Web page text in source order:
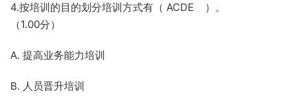
4.按培训的目的划分培训方式有（ ACDE ）。
（1.00分）
A. 提高业务能力培训
B. 人员晋升培训